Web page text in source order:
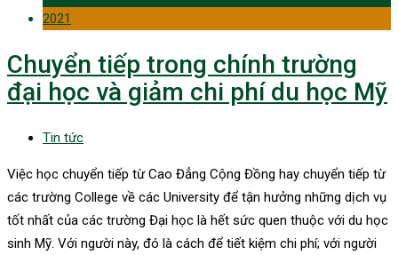
2021
Chuyển tiếp trong chính trường
đại học và giảm chi phí du học Mỹ
Tin tức
Việc học chuyển tiếp từ Cao Đẳng Cộng Đồng hay chuyển tiếp từ
các trường College về các University để tận hưởng những dịch vụ
tốt nhất của các trường Đại học là hết sức quen thuộc với du học
sinh Mỹ. Với người này, đó là cách để tiết kiệm chi phí; với người